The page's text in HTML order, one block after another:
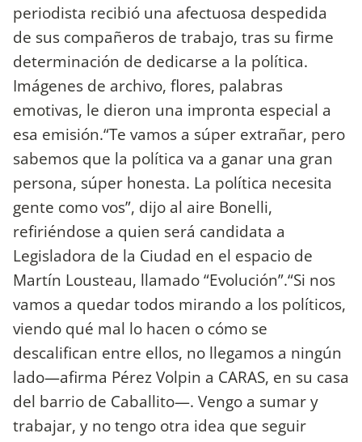
periodista recibió una afectuosa despedida
de sus compañeros de trabajo, tras su firme
determinación de dedicarse a la política.
Imágenes de archivo, flores, palabras
emotivas, le dieron una impronta especial a
esa emisión.“Te vamos a súper extrañar, pero
sabemos que la política va a ganar una gran
persona, súper honesta. La política necesita
gente como vos”, dijo al aire Bonelli,
refiriéndose a quien será candidata a
Legisladora de la Ciudad en el espacio de
Martín Lousteau, llamado “Evolución”.“Si nos
vamos a quedar todos mirando a los políticos,
viendo qué mal lo hacen o cómo se
descalifican entre ellos, no llegamos a ningún
lado—afirma Pérez Volpin a CARAS, en su casa
del barrio de Caballito—. Vengo a sumar y
trabajar, y no tengo otra idea que seguir